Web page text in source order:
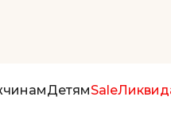
ДетямSale